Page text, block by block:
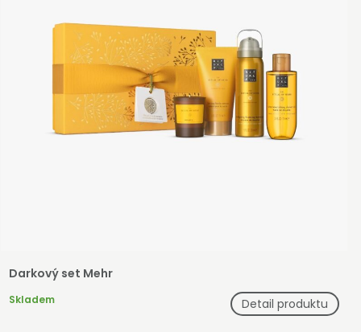
Darkový set Mehr
Skladem Detail produktu